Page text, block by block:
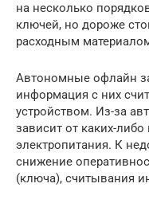
на несколько
ключей, но дороже
расходным
Автономные офлайн
информация с них
устройством. Из-за
зависит от каких-
электропитания. К
снижение
(ключа), считывания